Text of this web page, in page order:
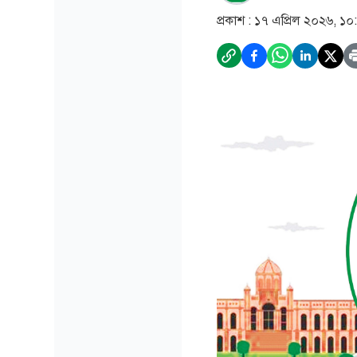
প্রকাশ : ১৭ এপ্রিল ২০২৬,